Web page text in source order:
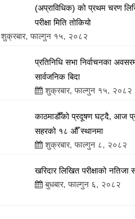
(अप्राविधिक) को प्रथम चरण
परीक्षा मिति तोकियो
शुक्रबार, फाल्गुन १५, २०८२
प्रतिनिधि सभा निर्वाचनका
सार्वजनिक बिदा
शुक्रबार, फाल्गुन १५, २०८२
काठमाडौँको प्रदूषण घट्दै, आज
सहरको १८ औँ स्थानमा
शुक्रबार, फाल्गुन ८, २०८२
खरिदार लिखित परीक्षाको नतिजा
बुधबार, फाल्गुन ६, २०८२